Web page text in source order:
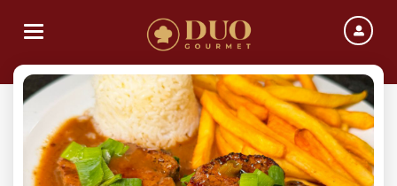
Toggle navigation